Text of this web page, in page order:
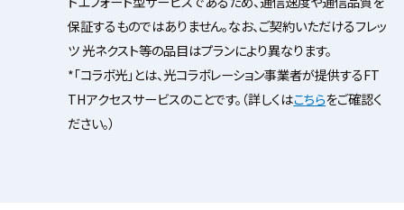
保証するものではありません。なお、ご契約いただけるフレッ
ツ 光ネクスト等の品目はプランにより異なります。
*「コラボ光」とは、光コラボレーション事業者が提供するFT
THアクセスサービスのことです。（詳しくはこちらをご確認く
ださい。）